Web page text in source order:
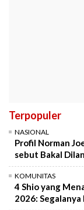
Terpopuler
NASIONAL
Profil Norman
sebut Bakal
KOMUNITAS
4 Shio yang
2026: